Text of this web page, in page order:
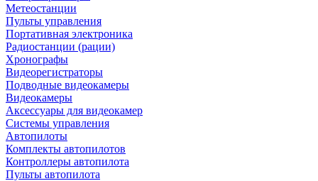
Метеостанции
Пульты управления
Портативная электроника
Радиостанции (рации)
Хронографы
Видеорегистраторы
Подводные видеокамеры
Видеокамеры
Аксессуары для видеокамер
Системы управления
Автопилоты
Комплекты автопилотов
Контроллеры автопилота
Пульты автопилота